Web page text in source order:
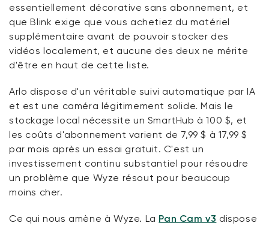
essentiellement décorative sans abonnement, et
que Blink exige que vous achetiez du matériel
supplémentaire avant de pouvoir stocker des
vidéos localement, et aucune des deux ne mérite
d'être en haut de cette liste.
Arlo dispose d'un véritable suivi automatique par IA
et est une caméra légitimement solide. Mais le
stockage local nécessite un SmartHub à 100 $, et
les coûts d'abonnement varient de 7,99 $ à 17,99 $
par mois après un essai gratuit. C'est un
investissement continu substantiel pour résoudre
un problème que Wyze résout pour beaucoup
moins cher.
Ce qui nous amène à Wyze. La Pan Cam v3 dispose